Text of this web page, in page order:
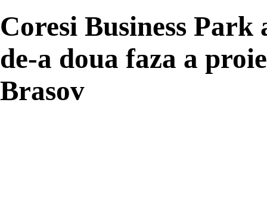
Coresi Business
de-a doua faza a
Brasov